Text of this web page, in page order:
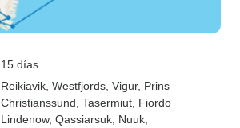
15 días
Reikiavik , Westfjords , Vigur, Prins
Christianssund , Tasermiut , Fiordo
Lindenow, Qassiarsuk , Nuuk